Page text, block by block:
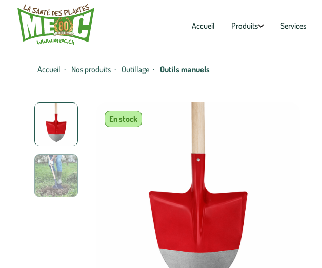
Accueil Produits Services
Accueil · Nos produits · Outillage · Outils manuels
En stock